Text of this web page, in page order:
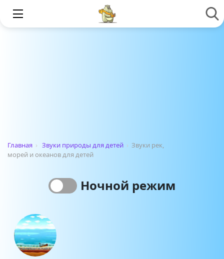
Главная › Звуки природы для детей › Звуки рек,
морей и океанов для детей
Ночной режим